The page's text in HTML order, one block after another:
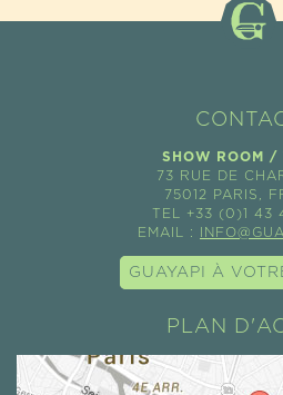
SHOW ROOM /
73 RUE DE
75012 PARIS,
TEL +33 (0)1 43
EMAIL :
GUAYAPI À
PLAN